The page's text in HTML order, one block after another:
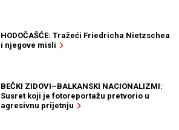
HODOČAŠĆE: Tražeći Friedricha Nietzschea
i njegove misli
BEČKI ZIDOVI–BALKANSKI NACIONALIZMI:
Susret koji je fotoreportažu pretvorio u
agresivnu prijetnju